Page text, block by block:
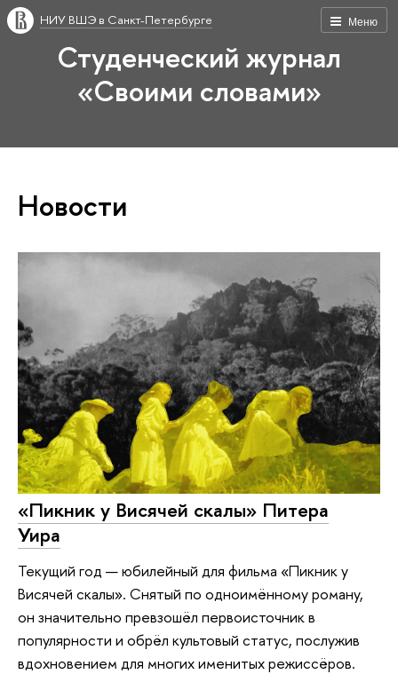
Меню
НИУ ВШЭ в Санкт-Петербурге
Студенческий журнал
«Своими словами»
Новости
«Пикник у Висячей скалы» Питера
Уира
Текущий год — юбилейный для фильма «Пикник у
Висячей скалы». Снятый по одноимённому роману,
он значительно превзошёл первоисточник в
популярности и обрёл культовый статус, послужив
вдохновением для многих именитых режиссёров.